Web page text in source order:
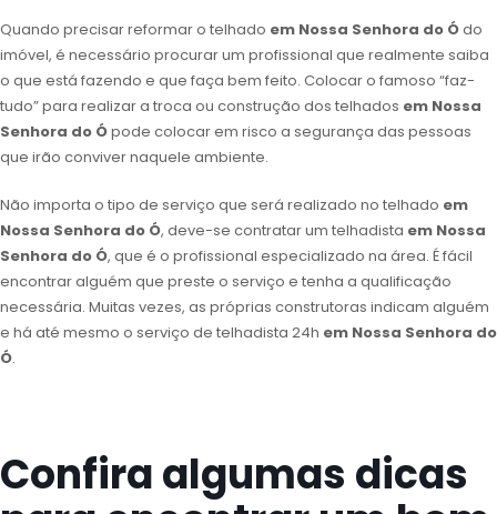
Quando precisar reformar o telhado em Nossa Senhora do Ódo
imóvel, é necessário procurar um profissional que realmente saiba
o que está fazendo e que faça bem feito. Colocar o famoso “faz-
tudo” para realizar a troca ou construção dos telhados em Nossa
Senhora do Ópode colocar em risco a segurança das pessoas
que irão conviver naquele ambiente.
Não importa o tipo de serviço que será realizado no telhado em
Nossa Senhora do Ó, deve-se contratar um telhadista em Nossa
Senhora do Ó, que é o profissional especializado na área. É fácil
encontrar alguém que preste o serviço e tenha a qualificação
necessária. Muitas vezes, as próprias construtoras indicam alguém
e há até mesmo o serviço de telhadista 24h em Nossa Senhora do
Ó.
Confira algumas dicas